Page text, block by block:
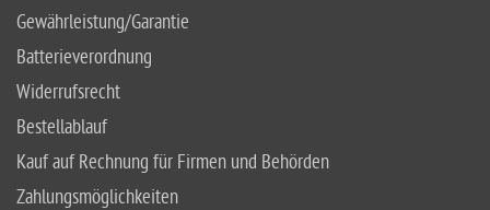
Gewährleistung/Garantie
Batterieverordnung
Widerrufsrecht
Bestellablauf
Kauf auf Rechnung für Firmen und Behörden
Zahlungsmöglichkeiten